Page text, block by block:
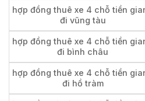
hợp đồng thuê xe 4 chỗ tiền
đi vũng tàu
hợp đồng thuê xe 4 chỗ tiền
đi bình châu
hợp đồng thuê xe 4 chỗ tiền
đi hồ tràm